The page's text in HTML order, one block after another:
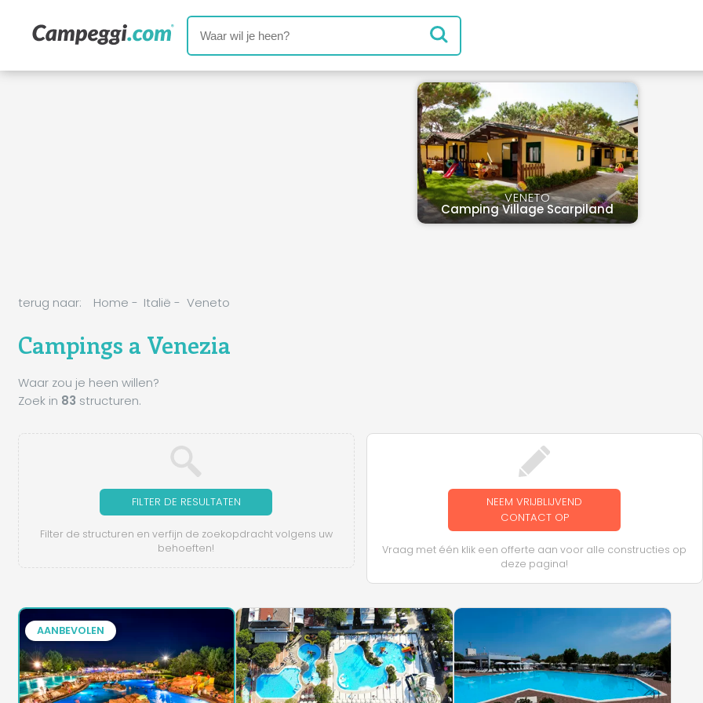
VENETO
Camping Village Scarpiland
terug naar: Home - Italië - Veneto
Campings a Venezia
Waar zou je heen willen?
Zoek in 83 structuren.
FILTER DE RESULTATEN
Filter de structuren en verfijn de zoekopdracht volgens uw
behoeften!
NEEM VRIJBLIJVEND
CONTACT OP
Vraag met één klik een offerte aan voor alle constructies op
deze pagina!
AANBEVOLEN